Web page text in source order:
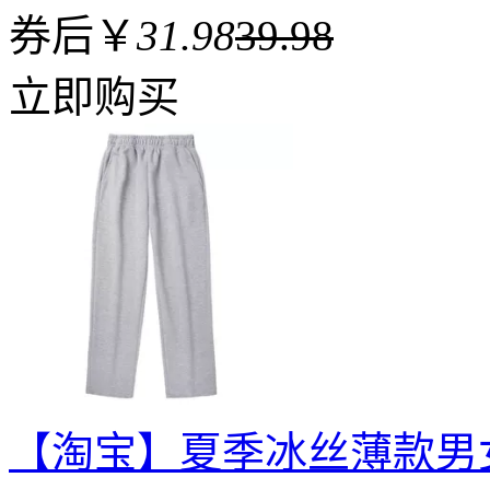
券后￥31.9839.98
立即购买
【淘宝】夏季冰丝薄款